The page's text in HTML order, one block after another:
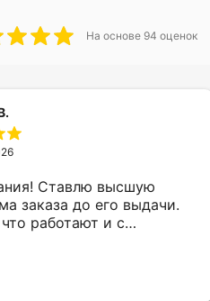
На основе 94 оценок
Ставлю высшую
заказа до его выдачи.
работают и с
заказами. Нелбходимо
на кружку в подарок.
оперативно и ооочень